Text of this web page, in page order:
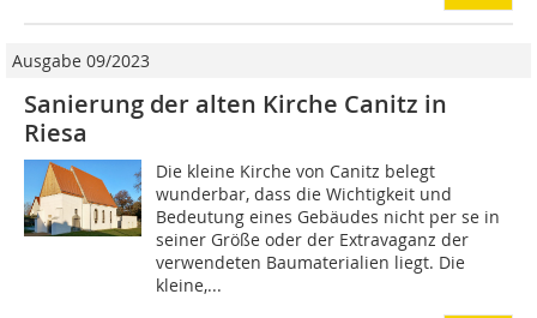
Ausgabe 09/2023
Sanierung der alten Kirche Canitz in
Riesa
Die kleine Kirche von Canitz belegt
wunderbar, dass die Wichtigkeit und
Bedeutung eines Gebäudes nicht per se in
seiner Größe oder der Extravaganz der
verwendeten Baumaterialien liegt. Die
kleine,...